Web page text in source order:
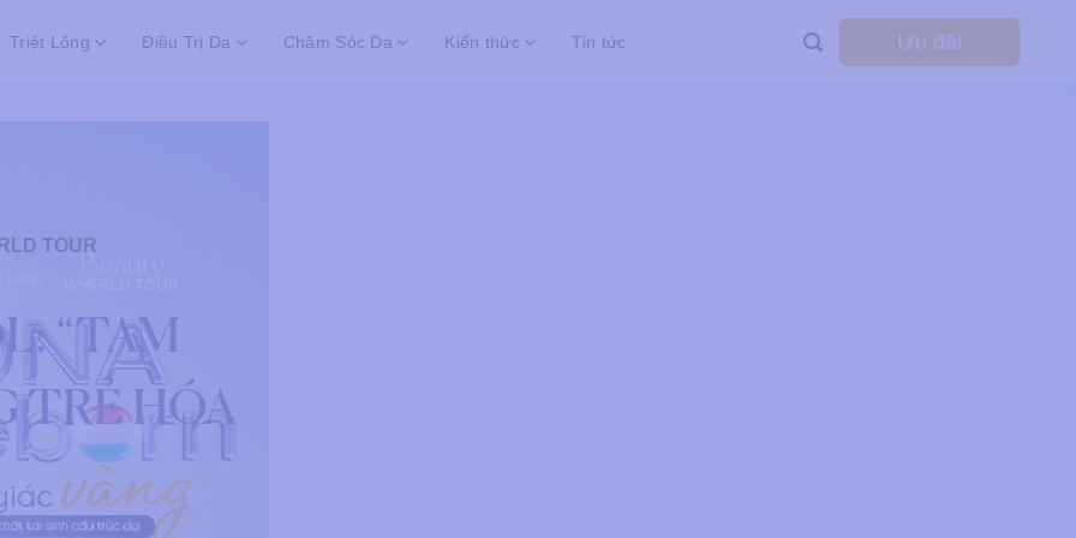
Triệt Lông Điều Trị Da Chăm Sóc Da Kiến thức Tin tức Ưu đãi
TOUR
“TAM
TRẺ HÓA